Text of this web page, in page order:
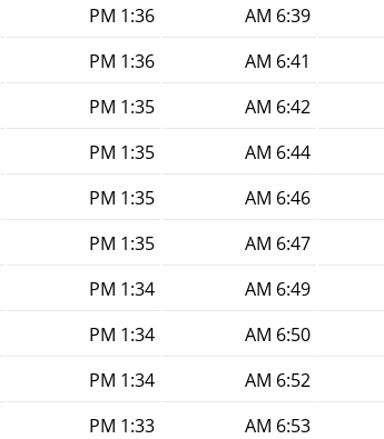
6:39 AM
1:36 PM
6:41 AM
1:36 PM
6:42 AM
1:35 PM
6:44 AM
1:35 PM
6:46 AM
1:35 PM
6:47 AM
1:35 PM
6:49 AM
1:34 PM
6:50 AM
1:34 PM
6:52 AM
1:34 PM
6:53 AM
1:33 PM